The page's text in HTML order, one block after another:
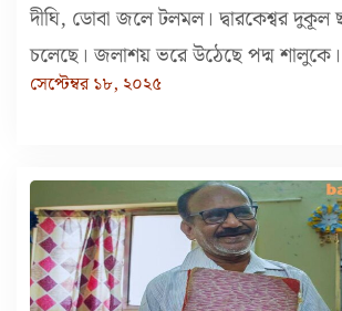
দীঘি, ডোবা জলে টলমল। দ্বারকেশ্বর দুকূল
চলেছে। জলাশয় ভরে উঠেছে পদ্ম শালুকে।
সেপ্টেম্বর ১৮, ২০২৫